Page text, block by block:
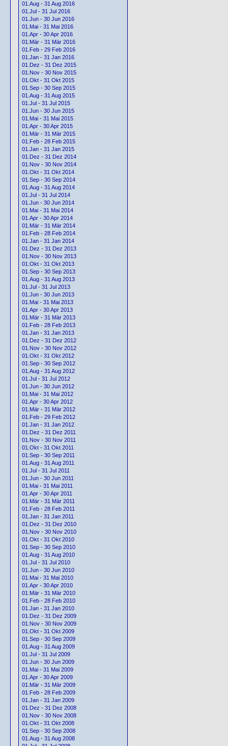
01.Aug - 31 Aug 2016
01.Jul - 31 Jul 2016
01.Jun - 30 Jun 2016
01.Mai - 31 Mai 2016
01.Apr - 30 Apr 2016
01.Mär - 31 Mär 2016
01.Feb - 29 Feb 2016
01.Jan - 31 Jan 2016
01.Dez - 31 Dez 2015
01.Nov - 30 Nov 2015
01.Okt - 31 Okt 2015
01.Sep - 30 Sep 2015
01.Aug - 31 Aug 2015
01.Jul - 31 Jul 2015
01.Jun - 30 Jun 2015
01.Mai - 31 Mai 2015
01.Apr - 30 Apr 2015
01.Mär - 31 Mär 2015
01.Feb - 28 Feb 2015
01.Jan - 31 Jan 2015
01.Dez - 31 Dez 2014
01.Nov - 30 Nov 2014
01.Okt - 31 Okt 2014
01.Sep - 30 Sep 2014
01.Aug - 31 Aug 2014
01.Jul - 31 Jul 2014
01.Jun - 30 Jun 2014
01.Mai - 31 Mai 2014
01.Apr - 30 Apr 2014
01.Mär - 31 Mär 2014
01.Feb - 28 Feb 2014
01.Jan - 31 Jan 2014
01.Dez - 31 Dez 2013
01.Nov - 30 Nov 2013
01.Okt - 31 Okt 2013
01.Sep - 30 Sep 2013
01.Aug - 31 Aug 2013
01.Jul - 31 Jul 2013
01.Jun - 30 Jun 2013
01.Mai - 31 Mai 2013
01.Apr - 30 Apr 2013
01.Mär - 31 Mär 2013
01.Feb - 28 Feb 2013
01.Jan - 31 Jan 2013
01.Dez - 31 Dez 2012
01.Nov - 30 Nov 2012
01.Okt - 31 Okt 2012
01.Sep - 30 Sep 2012
01.Aug - 31 Aug 2012
01.Jul - 31 Jul 2012
01.Jun - 30 Jun 2012
01.Mai - 31 Mai 2012
01.Apr - 30 Apr 2012
01.Mär - 31 Mär 2012
01.Feb - 29 Feb 2012
01.Jan - 31 Jan 2012
01.Dez - 31 Dez 2011
01.Nov - 30 Nov 2011
01.Okt - 31 Okt 2011
01.Sep - 30 Sep 2011
01.Aug - 31 Aug 2011
01.Jul - 31 Jul 2011
01.Jun - 30 Jun 2011
01.Mai - 31 Mai 2011
01.Apr - 30 Apr 2011
01.Mär - 31 Mär 2011
01.Feb - 28 Feb 2011
01.Jan - 31 Jan 2011
01.Dez - 31 Dez 2010
01.Nov - 30 Nov 2010
01.Okt - 31 Okt 2010
01.Sep - 30 Sep 2010
01.Aug - 31 Aug 2010
01.Jul - 31 Jul 2010
01.Jun - 30 Jun 2010
01.Mai - 31 Mai 2010
01.Apr - 30 Apr 2010
01.Mär - 31 Mär 2010
01.Feb - 28 Feb 2010
01.Jan - 31 Jan 2010
01.Dez - 31 Dez 2009
01.Nov - 30 Nov 2009
01.Okt - 31 Okt 2009
01.Sep - 30 Sep 2009
01.Aug - 31 Aug 2009
01.Jul - 31 Jul 2009
01.Jun - 30 Jun 2009
01.Mai - 31 Mai 2009
01.Apr - 30 Apr 2009
01.Mär - 31 Mär 2009
01.Feb - 28 Feb 2009
01.Jan - 31 Jan 2009
01.Dez - 31 Dez 2008
01.Nov - 30 Nov 2008
01.Okt - 31 Okt 2008
01.Sep - 30 Sep 2008
01.Aug - 31 Aug 2008